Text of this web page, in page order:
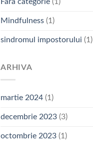
Mindfulness (1)
sindromul impostorului (1)
ARHIVA
martie 2024 (1)
decembrie 2023 (3)
octombrie 2023 (1)